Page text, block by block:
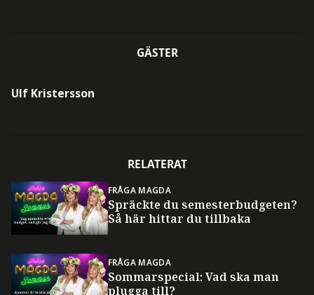
GÄSTER
Ulf Kristersson
RELATERAT
FRÅGA MAGDA
Spräckte du semesterbudgeten?
Så här hittar du tillbaka
FRÅGA MAGDA
Sommarspecial: Vad ska man
plugga till?